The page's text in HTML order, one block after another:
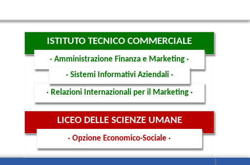
ISTITUTO TECNICO COMMERCIALE
· Amministrazione Finanza e Marketing ·
· Sistemi Informativi Aziendali ·
· Relazioni Internazionali per il Marketing ·
LICEO DELLE SCIENZE UMANE
· Opzione Economico-Sociale ·